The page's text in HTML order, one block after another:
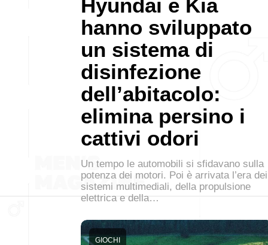
Hyundai e Kia
hanno sviluppato
un sistema di
disinfezione
dell’abitacolo:
elimina persino i
cattivi odori
Un tempo le automobili si sfidavano sulla
potenza dei motori. Poi è arrivata l’era dei
sistemi multimediali, della propulsione
elettrica e della…
GIOCHI